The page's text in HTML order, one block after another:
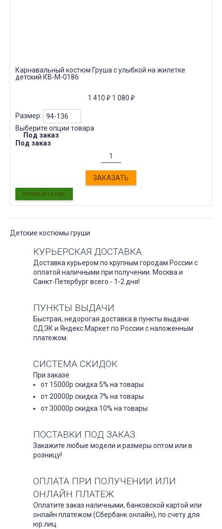
Карнавальный костюм Груша с улыбкой на жилетке
детский КВ-М-0186
1 410 ₽ 1 080 ₽
Размер:
Выберите опции товара
Под заказ
Под заказ
ЗАКАЗАТЬ
Детские костюмы груши
КУРЬЕРСКАЯ ДОСТАВКА
Доставка курьером по крупным городам России с
оплатой наличными при получении. Москва и
Санкт-Петербург всего - 1-2 дня!
ПУНКТЫ ВЫДАЧИ
Быстрая, недорогая доставка в пункты выдачи
СДЭК и Яндекс Маркет по России с наложенным
платежом.
СИСТЕМА СКИДОК
При заказе
от 15000р скидка 5% на товары
от 20000р скидка 7% на товары
от 30000р скидка 10% на товары
ПОСТАВКИ ПОД ЗАКАЗ.
Закажите любые модели и размеры оптом или в
розницу!
ОПЛАТА ПРИ ПОЛУЧЕНИИ ИЛИ
ОНЛАЙН ПЛАТЕЖ
Оплатите заказ наличными, банковской картой или
онлайн платежом (Сбербанк онлайн), по счету для
юр.лиц.